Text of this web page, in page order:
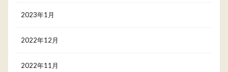
2023年1月
2022年12月
2022年11月